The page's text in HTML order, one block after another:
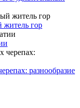
житель гор
разнообразие